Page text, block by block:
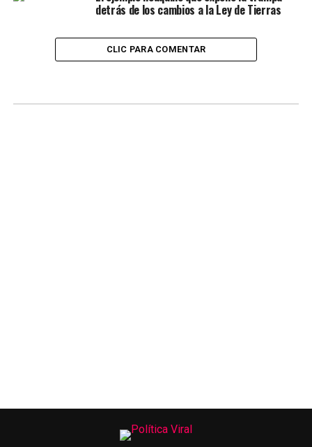
detrás de los cambios a la Ley de Tierras
CLIC PARA COMENTAR